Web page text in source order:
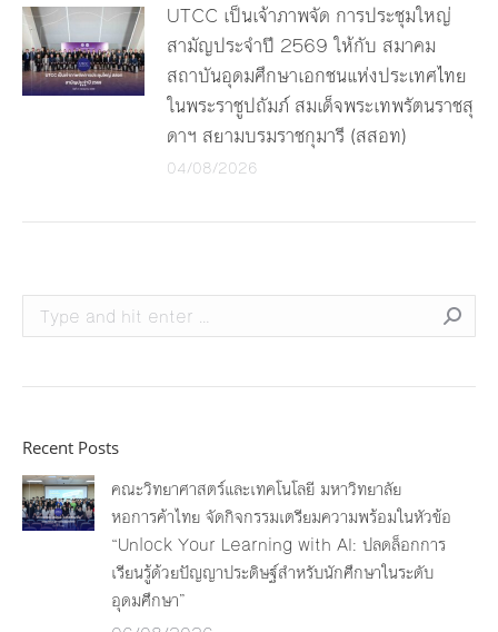
UTCC เป็นเจ้าภาพจัด การประชุมใหญ่
สามัญประจำปี 2569 ให้กับ สมาคม
สถาบันอุดมศึกษาเอกชนแห่งประเทศไทย
ในพระราชูปถัมภ์ สมเด็จพระเทพรัตนราชสุ
ดาฯ สยามบรมราชกุมารี (สสอท)
04/08/2026
Search:
Recent Posts
คณะวิทยาศาสตร์และเทคโนโลยี มหาวิทยาลัย
หอการค้าไทย จัดกิจกรรมเตรียมความพร้อมในหัวข้อ
“Unlock Your Learning with AI: ปลดล็อกการ
เรียนรู้ด้วยปัญญาประดิษฐ์สำหรับนักศึกษาในระดับ
อุดมศึกษา”